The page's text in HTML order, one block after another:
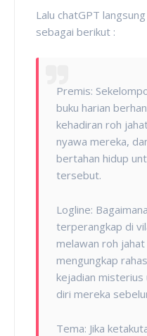
Lalu chatGPT
sebagai berikut :
Premis:
buku harian
kehadiran roh
nyawa mereka,
bertahan hidup
tersebut.
Logline:
terperangkap di
melawan roh
mengungkap
kejadian misterius
diri mereka
Tema: Jika